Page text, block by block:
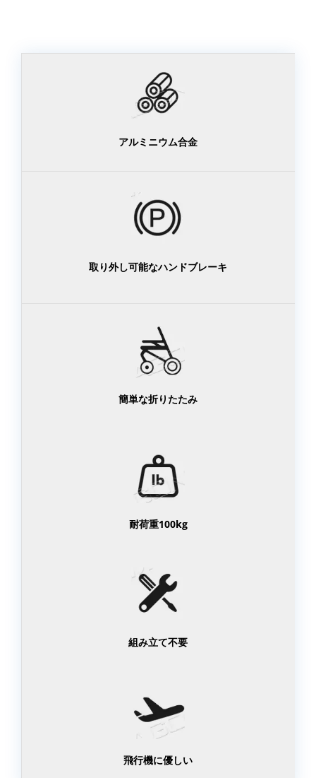
アルミニウム合金
取り外し可能なハンドブレーキ
簡単な折りたたみ
耐荷重100kg
組み立て不要
飛行機に優しい